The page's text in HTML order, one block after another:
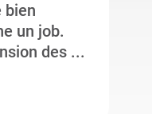
bien
un job.
des ...